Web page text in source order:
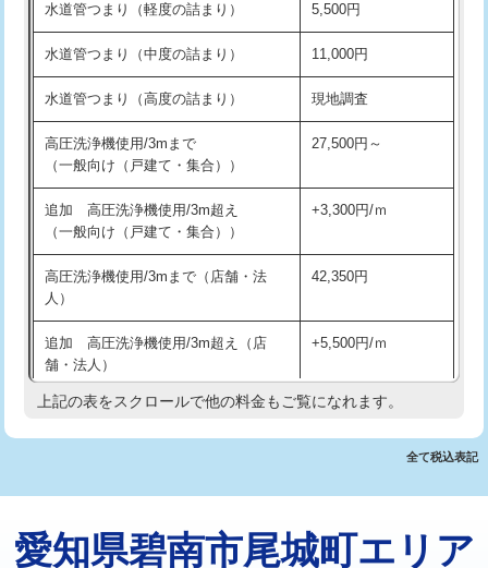
洗面台設置 38,500円
化粧台設置 22,000円
追加人工 16,500円
廃棄・処分 現場見積
※給水管工事は20mmまでの価格です。
交換・取付(排水栓・排水トラップ
22,000円+材料費
持込商品取付（混合水栓）
持込商品取付（浄水器・分岐水栓） 16,500円
業）
排水管工事（追加 排水管工事/3ｍ超
え）
マス交換（土の掘削・埋め戻し作業） 11,000円~
マス交換（深さ50㎝以上） 66,000円
水道管つまり（軽度の詰まり） 5,500円
水道管つまり（中度の詰まり） 11,000円
水道管つまり（高度の詰まり） 現地調査
高圧洗浄機使用/3mまで
（一般向け（戸建て・集合））
27,500円～
追加 高圧洗浄機使用/3m超え
（一般向け（戸建て・集合））
+3,300円/ｍ
高圧洗浄機使用/3mまで（店舗・法
人）
42,350円
追加 高圧洗浄機使用/3m超え（店
舗・法人）
+5,500円/ｍ
高度高圧洗浄換 現地調査
トーラー機使用/3mまで 33,000円
追加トーラー機使用/3m超え +3,300円
上記の表をスクロールで他の料金もご覧になれます。
全て税込表記
愛知県碧南市尾城町エリア